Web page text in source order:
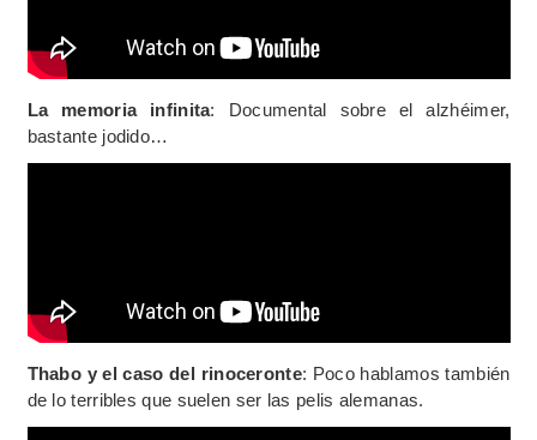
La memoria infinita: Documental sobre el alzhéimer,
bastante jodido…
Thabo y el caso del rinoceronte: Poco hablamos también
de lo terribles que suelen ser las pelis alemanas.